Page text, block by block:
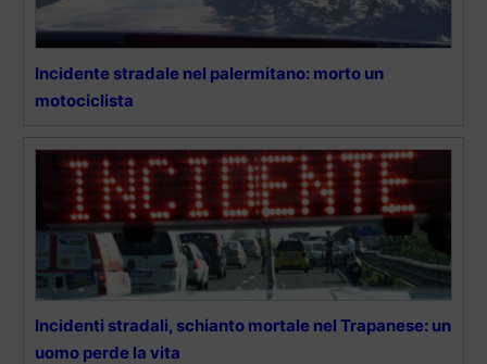
Incidente stradale nel palermitano: morto un
motociclista
Incidenti stradali, schianto mortale nel Trapanese: un
uomo perde la vita